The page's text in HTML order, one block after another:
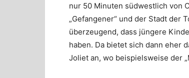
nur 50 Minuten südwestlich von
„Gefangener“ und der Stadt der
überzeugend, dass jüngere
haben. Da bietet sich dann eher
Joliet an, wo beispielsweise der